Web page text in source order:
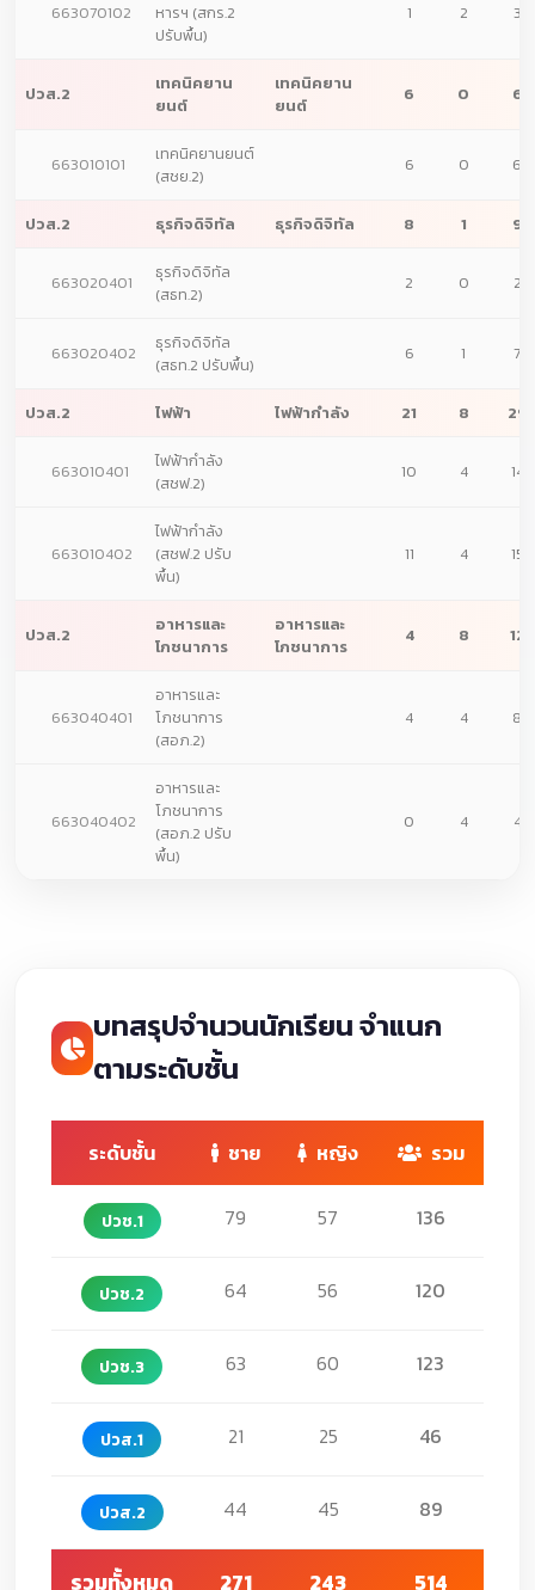
663070102
หารฯ (สกร.2
ปรับพื้น)
1 2 3
ปวส.2
เทคนิคยาน
ยนต์
เทคนิคยาน
ยนต์
6 0 6
663010101
เทคนิคยานยนต์
(สชย.2)
6 0 6
ปวส.2 ธุรกิจดิจิทัล ธุรกิจดิจิทัล 8 1 9
663020401
ธุรกิจดิจิทัล
(สธท.2)
2 0 2
663020402
ธุรกิจดิจิทัล
(สธท.2 ปรับพื้น)
6 1 7
ปวส.2 ไฟฟ้า ไฟฟ้ากำลัง 21 8 29
663010401
ไฟฟ้ากำลัง
(สชฟ.2)
10 4 14
663010402
ไฟฟ้ากำลัง
(สชฟ.2 ปรับ
พื้น)
11 4 15
ปวส.2
อาหารและ
โภชนาการ
อาหารและ
โภชนาการ
4 8 12
663040401
อาหารและ
โภชนาการ
(สอภ.2)
4 4 8
663040402
อาหารและ
โภชนาการ
(สอภ.2 ปรับ
พื้น)
0 4 4
บทสรุปจำนวนนักเรียน จำแนก
ตามระดับชั้น
ระดับชั้น ชาย หญิง รวม
ปวช.1 79 57 136
ปวช.2 64 56 120
ปวช.3 63 60 123
ปวส.1 21 25 46
ปวส.2 44 45 89
รวมทั้งหมด 271 243 514